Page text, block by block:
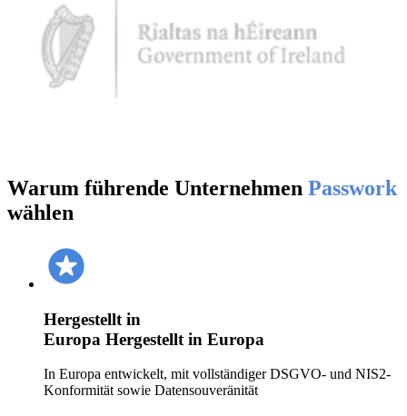
Warum führende Unternehmen Passwork
wählen
Hergestellt in
Europa Hergestellt in Europa
In Europa entwickelt, mit vollständiger DSGVO- und NIS2-
Konformität sowie Datensouveränität